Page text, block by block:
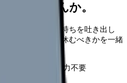
てみませんか。
ません。今の気持ちを吐き出し
るべきか、少し休むべきかを一緒
し
病院名は入力不要
談する